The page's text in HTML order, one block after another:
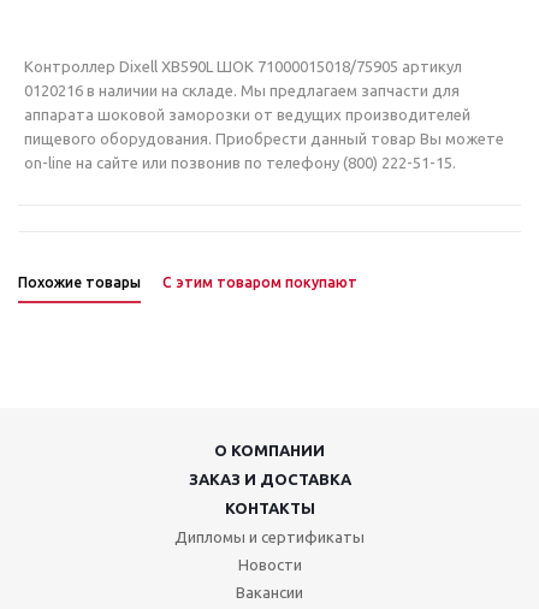
Контроллер Dixell XB590L ШОК 71000015018/75905 артикул
0120216 в наличии на складе. Мы предлагаем запчасти для
аппарата шоковой заморозки от ведущих производителей
пищевого оборудования. Приобрести данный товар Вы можете
on-line на сайте или позвонив по телефону (800) 222-51-15.
Похожие товары С этим товаром покупают
О КОМПАНИИ
ЗАКАЗ И ДОСТАВКА
КОНТАКТЫ
Дипломы и сертификаты
Новости
Вакансии